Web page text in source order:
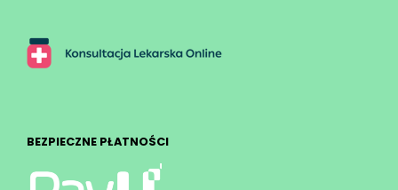
BEZPIECZNE PŁATNOŚCI